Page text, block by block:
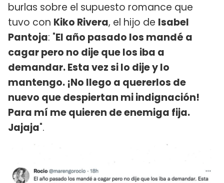
burlas sobre el supuesto romance que
tuvo con Kiko Rivera, el hijo de Isabel
Pantoja: "El año pasado los mandé a
cagar pero no dije que los iba a
demandar. Esta vez si lo dije y lo
mantengo. ¡No llego a quererlos de
nuevo que despiertan mi indignación!
Para mí me quieren de enemiga fija.
Jajaja".